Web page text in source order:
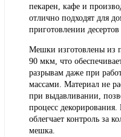
пекарен, кафе и
отлично подходят для
приготовлении
Мешки изготовлены из
90 мкм, что
разрывам даже при
массами. Материал не
при выдавливании,
процесс декорирования.
облегчает контроль за
мешка.